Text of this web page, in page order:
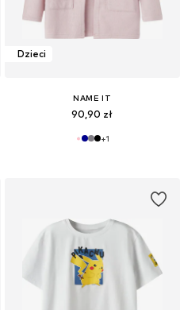
Dzieci
NAME IT
90,90 zł
+1